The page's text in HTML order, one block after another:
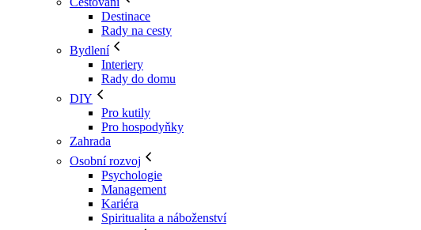
Destinace
Rady na cesty
Bydlení
Interiery
Rady do domu
DIY
Pro kutily
Pro hospodyňky
Zahrada
Osobní rozvoj
Psychologie
Management
Kariéra
Spiritualita a náboženství